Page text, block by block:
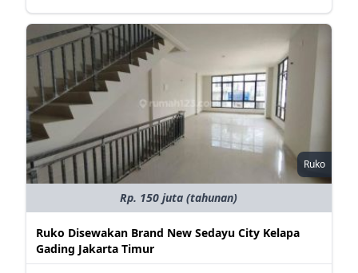
Ruko
Rp. 150 juta (tahunan)
Ruko Disewakan Brand New Sedayu City Kelapa
Gading Jakarta Timur